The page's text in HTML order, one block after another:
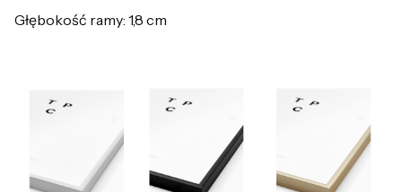
Głębokość ramy: 1,8 cm